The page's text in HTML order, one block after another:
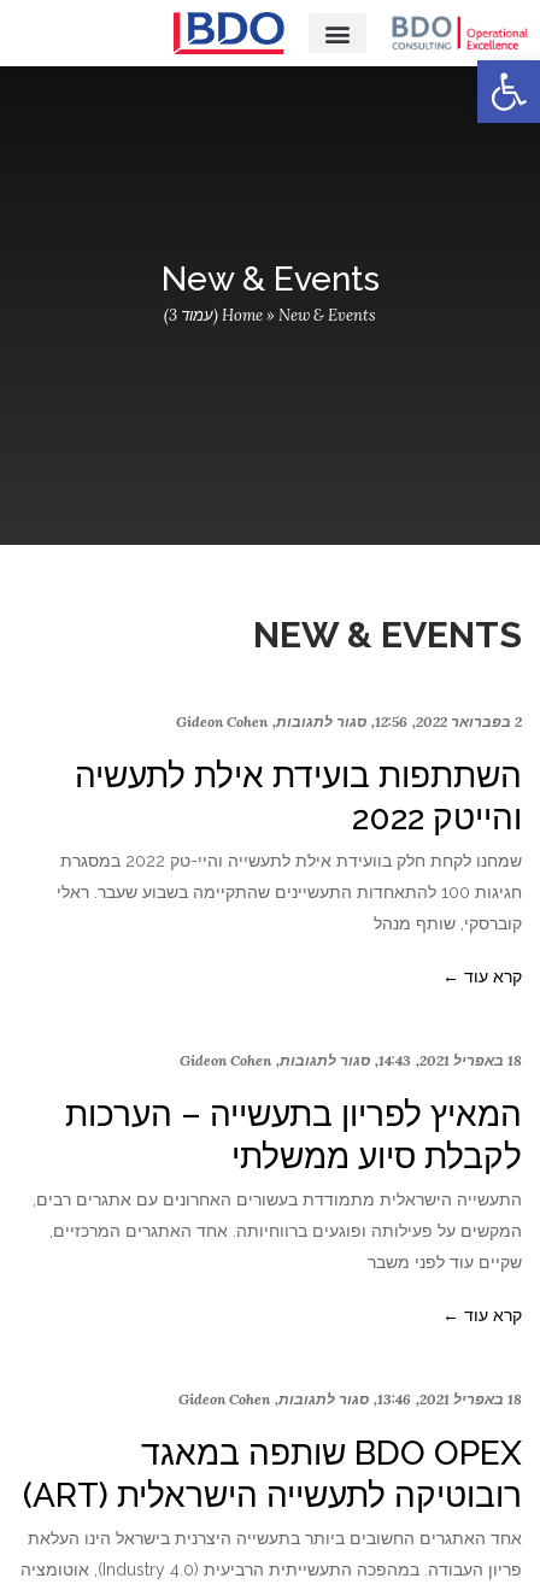
פתח סרגל נגישות
New & Events
Home»New & Events (עמוד 3)
NEW & EVENTS
2 בפברואר 2022 12:56 סגור לתגובות Gideon Cohen
השתתפות בועידת אילת לתעשיה
והייטק 2022
שמחנו לקחת חלק בוועידת אילת לתעשייה והיי-טק 2022 במסגרת
חגיגות 100 להתאחדות התעשיינים שהתקיימה בשבוע שעבר. ראלי
קוברסקי, שותף מנהל
קרא עוד ←
18 באפריל 2021 14:43 סגור לתגובות Gideon Cohen
המאיץ לפריון בתעשייה – הערכות
לקבלת סיוע ממשלתי
התעשייה הישראלית מתמודדת בעשורים האחרונים עם אתגרים רבים,
המקשים על פעילותה ופוגעים ברווחיותה. אחד האתגרים המרכזיים,
שקיים עוד לפני משבר
קרא עוד ←
18 באפריל 2021 13:46 סגור לתגובות Gideon Cohen
BDO OPEX שותפה במאגד
רובוטיקה לתעשייה הישראלית (ART)
אחד האתגרים החשובים ביותר בתעשייה היצרנית בישראל הינו העלאת
פריון העבודה. במהפכה התעשייתית הרביעית (Industry 4.0), אוטומציה